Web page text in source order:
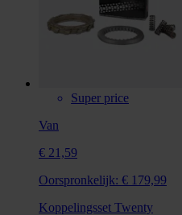
Super price
Van
€ 21,59
Oorspronkelijk: € 179,99
Koppelingsset Twenty